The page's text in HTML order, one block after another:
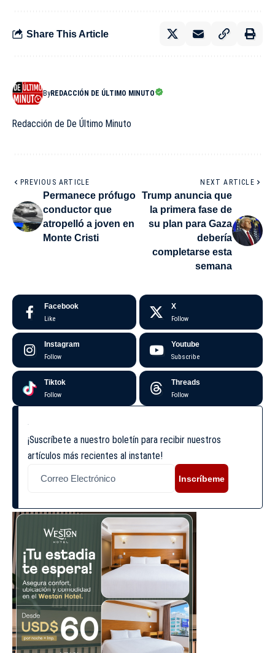
Share This Article
ByREDACCIÓN DE ÚLTIMO MINUTO
Redacción de De Último Minuto
PREVIOUS ARTICLE
Permanece prófugo
conductor que
atropelló a joven en
Monte Cristi
NEXT ARTICLE
Trump anuncia que
la primera fase de
su plan para Gaza
debería
completarse esta
semana
Facebook
Like
X
Follow
Instagram
Follow
Youtube
Subscribe
Tiktok
Follow
Threads
Follow
¡Suscríbete a nuestro boletín para recibir nuestros
artículos más recientes al instante!
Inscríbeme